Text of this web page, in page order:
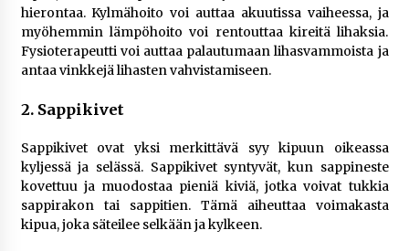
hierontaa. Kylmähoito voi auttaa akuutissa vaiheessa, ja
myöhemmin lämpöhoito voi rentouttaa kireitä lihaksia.
Fysioterapeutti voi auttaa palautumaan lihasvammoista ja
antaa vinkkejä lihasten vahvistamiseen.
2. Sappikivet
Sappikivet ovat yksi merkittävä syy kipuun oikeassa
kyljessä ja selässä. Sappikivet syntyvät, kun sappineste
kovettuu ja muodostaa pieniä kiviä, jotka voivat tukkia
sappirakon tai sappitien. Tämä aiheuttaa voimakasta
kipua, joka säteilee selkään ja kylkeen.